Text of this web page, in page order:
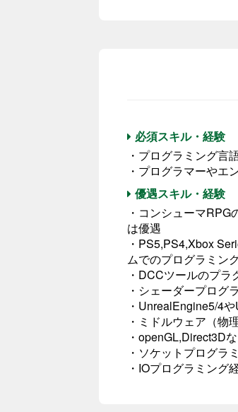
必須スキル・経験
・プログラミング言
・プログラマーやエ
優遇スキル・経験
・コンシューマ
は優遇
・PS5,PS4,Xbox
ムでのプログラミン
・DCCツールのプ
・シェーダープログ
・UnrealEngine5/4
・ミドルウェア（物
・openGL,Direct3D
・ソケットプログラ
・IOプログラミン